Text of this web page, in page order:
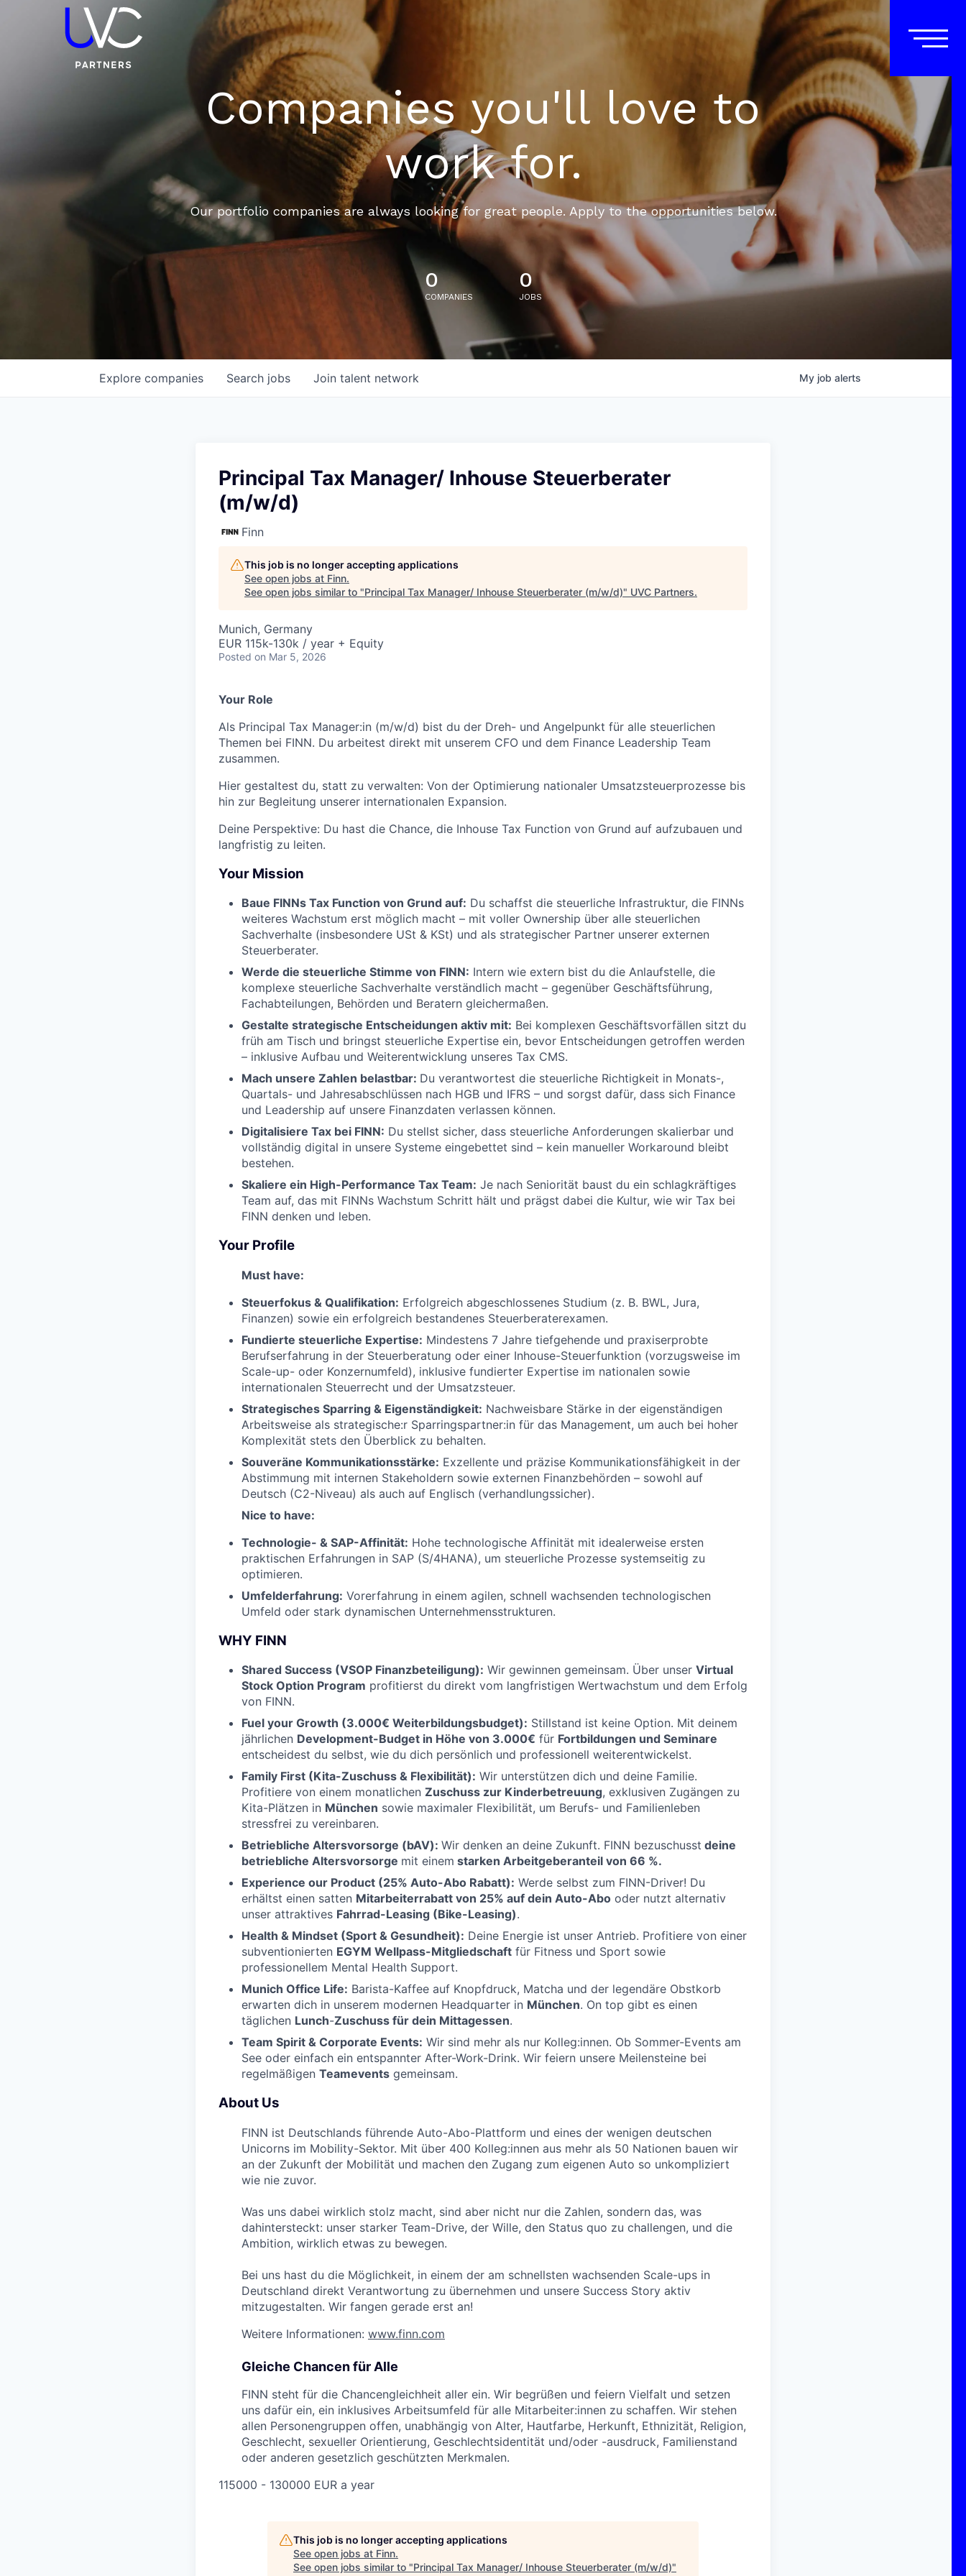
Companies you'll love to
work for.
Our portfolio companies are always looking for great people. Apply to the opportunities below.
0
COMPANIES
0
JOBS
Search jobs
Explore companies Join talent network My job alerts
Principal Tax Manager/ Inhouse Steuerberater
(m/w/d)
Finn
This job is no longer accepting applications
See open jobs at Finn.
See open jobs similar to "Principal Tax Manager/ Inhouse Steuerberater (m/w/d)" UVC Partners.
Munich, Germany
EUR 115k-130k / year + Equity
Posted on Mar 5, 2026
Your Role
Als Principal Tax Manager:in (m/w/d) bist du der Dreh- und Angelpunkt für alle steuerlichen
Themen bei FINN. Du arbeitest direkt mit unserem CFO und dem Finance Leadership Team
zusammen.
Hier gestaltest du, statt zu verwalten: Von der Optimierung nationaler Umsatzsteuerprozesse bis
hin zur Begleitung unserer internationalen Expansion.
Deine Perspektive: Du hast die Chance, die Inhouse Tax Function von Grund auf aufzubauen und
langfristig zu leiten.
Your Mission
Baue FINNs Tax Function von Grund auf: Du schaffst die steuerliche Infrastruktur, die FINNs
weiteres Wachstum erst möglich macht – mit voller Ownership über alle steuerlichen
Sachverhalte (insbesondere USt & KSt) und als strategischer Partner unserer externen
Steuerberater.
Werde die steuerliche Stimme von FINN: Intern wie extern bist du die Anlaufstelle, die
komplexe steuerliche Sachverhalte verständlich macht – gegenüber Geschäftsführung,
Fachabteilungen, Behörden und Beratern gleichermaßen.
Gestalte strategische Entscheidungen aktiv mit: Bei komplexen Geschäftsvorfällen sitzt du
früh am Tisch und bringst steuerliche Expertise ein, bevor Entscheidungen getroffen werden
– inklusive Aufbau und Weiterentwicklung unseres Tax CMS.
Mach unsere Zahlen belastbar: Du verantwortest die steuerliche Richtigkeit in Monats-,
Quartals- und Jahresabschlüssen nach HGB und IFRS – und sorgst dafür, dass sich Finance
und Leadership auf unsere Finanzdaten verlassen können.
Digitalisiere Tax bei FINN: Du stellst sicher, dass steuerliche Anforderungen skalierbar und
vollständig digital in unsere Systeme eingebettet sind – kein manueller Workaround bleibt
bestehen.
Skaliere ein High-Performance Tax Team: Je nach Seniorität baust du ein schlagkräftiges
Team auf, das mit FINNs Wachstum Schritt hält und prägst dabei die Kultur, wie wir Tax bei
FINN denken und leben.
Your Profile
Must have:
Steuerfokus & Qualifikation: Erfolgreich abgeschlossenes Studium (z. B. BWL, Jura,
Finanzen) sowie ein erfolgreich bestandenes Steuerberaterexamen.
Fundierte steuerliche Expertise: Mindestens 7 Jahre tiefgehende und praxiserprobte
Berufserfahrung in der Steuerberatung oder einer Inhouse-Steuerfunktion (vorzugsweise im
Scale-up- oder Konzernumfeld), inklusive fundierter Expertise im nationalen sowie
internationalen Steuerrecht und der Umsatzsteuer.
Strategisches Sparring & Eigenständigkeit: Nachweisbare Stärke in der eigenständigen
Arbeitsweise als strategische:r Sparringspartner:in für das Management, um auch bei hoher
Komplexität stets den Überblick zu behalten.
Souveräne Kommunikationsstärke: Exzellente und präzise Kommunikationsfähigkeit in der
Abstimmung mit internen Stakeholdern sowie externen Finanzbehörden – sowohl auf
Deutsch (C2-Niveau) als auch auf Englisch (verhandlungssicher).
Nice to have:
Technologie- & SAP-Affinität: Hohe technologische Affinität mit idealerweise ersten
praktischen Erfahrungen in SAP (S/4HANA), um steuerliche Prozesse systemseitig zu
optimieren.
Umfelderfahrung: Vorerfahrung in einem agilen, schnell wachsenden technologischen
Umfeld oder stark dynamischen Unternehmensstrukturen.
WHY FINN
Shared Success (VSOP Finanzbeteiligung): Wir gewinnen gemeinsam. Über unser Virtual
Stock Option Program profitierst du direkt vom langfristigen Wertwachstum und dem Erfolg
von FINN.
Fuel your Growth (3.000€ Weiterbildungsbudget): Stillstand ist keine Option. Mit deinem
jährlichen Development-Budget in Höhe von 3.000€ für Fortbildungen und Seminare
entscheidest du selbst, wie du dich persönlich und professionell weiterentwickelst.
Family First (Kita-Zuschuss & Flexibilität): Wir unterstützen dich und deine Familie.
Profitiere von einem monatlichen Zuschuss zur Kinderbetreuung, exklusiven Zugängen zu
Kita-Plätzen in München sowie maximaler Flexibilität, um Berufs- und Familienleben
stressfrei zu vereinbaren.
Betriebliche Altersvorsorge (bAV): Wir denken an deine Zukunft. FINN bezuschusst deine
betriebliche Altersvorsorge mit einem starken Arbeitgeberanteil von 66 %.
Experience our Product (25% Auto-Abo Rabatt): Werde selbst zum FINN-Driver! Du
erhältst einen satten Mitarbeiterrabatt von 25% auf dein Auto-Abo oder nutzt alternativ
unser attraktives Fahrrad-Leasing (Bike-Leasing).
Health & Mindset (Sport & Gesundheit): Deine Energie ist unser Antrieb. Profitiere von einer
subventionierten EGYM Wellpass-Mitgliedschaft für Fitness und Sport sowie
professionellem Mental Health Support.
Munich Office Life: Barista-Kaffee auf Knopfdruck, Matcha und der legendäre Obstkorb
erwarten dich in unserem modernen Headquarter in München. On top gibt es einen
täglichen Lunch-Zuschuss für dein Mittagessen.
Team Spirit & Corporate Events: Wir sind mehr als nur Kolleg:innen. Ob Sommer-Events am
See oder einfach ein entspannter After-Work-Drink. Wir feiern unsere Meilensteine bei
regelmäßigen Teamevents gemeinsam.
About Us
FINN ist Deutschlands führende Auto-Abo-Plattform und eines der wenigen deutschen
Unicorns im Mobility-Sektor. Mit über 400 Kolleg:innen aus mehr als 50 Nationen bauen wir
an der Zukunft der Mobilität und machen den Zugang zum eigenen Auto so unkompliziert
wie nie zuvor.
Was uns dabei wirklich stolz macht, sind aber nicht nur die Zahlen, sondern das, was
dahintersteckt: unser starker Team-Drive, der Wille, den Status quo zu challengen, und die
Ambition, wirklich etwas zu bewegen.
Bei uns hast du die Möglichkeit, in einem der am schnellsten wachsenden Scale-ups in
Deutschland direkt Verantwortung zu übernehmen und unsere Success Story aktiv
mitzugestalten. Wir fangen gerade erst an!
Weitere Informationen: www.finn.com
Gleiche Chancen für Alle
FINN steht für die Chancengleichheit aller ein. Wir begrüßen und feiern Vielfalt und setzen
uns dafür ein, ein inklusives Arbeitsumfeld für alle Mitarbeiter:innen zu schaffen. Wir stehen
allen Personengruppen offen, unabhängig von Alter, Hautfarbe, Herkunft, Ethnizität, Religion,
Geschlecht, sexueller Orientierung, Geschlechtsidentität und/oder -ausdruck, Familienstand
oder anderen gesetzlich geschützten Merkmalen.
115000 - 130000 EUR a year
This job is no longer accepting applications
See open jobs at Finn.
See open jobs similar to "Principal Tax Manager/ Inhouse Steuerberater (m/w/d)"